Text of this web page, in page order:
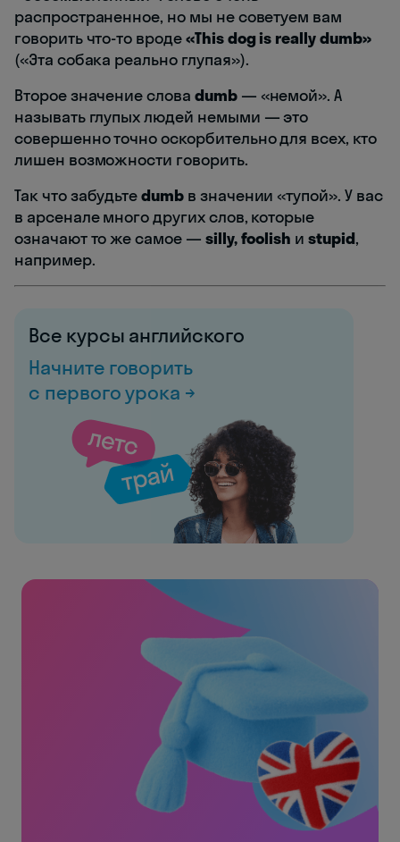
распространенное, но мы не советуем вам
говорить что-то вроде«This dog is really dumb»
(«Эта собака реально глупая»).
Второе значение слова dumb— «немой». А
называть глупых людей немыми — это
совершенно точно оскорбительно для всех, кто
лишен возможности говорить.
Так что забудьтеdumbв значении «тупой». У вас
в арсенале много других слов, которые
означают то же самое — silly, foolish иstupid,
например.
Все курсы английского
Начните говорить
с первого урока →